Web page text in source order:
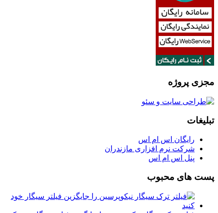
مجزی پروژه
تبلیغات
رایگان اس ام اس
شرکت نرم افزاری مازندران
پنل اس ام اس
پست های محبوب